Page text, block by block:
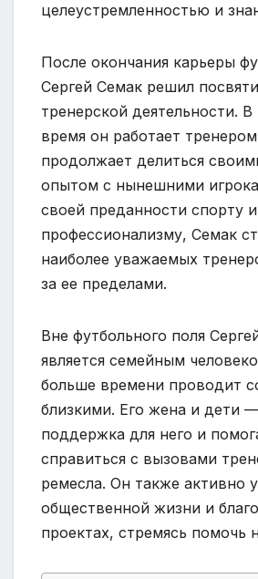
целеустремленностью и
После окончания карьеры
Сергей Семак решил
тренерской деятельности.
время он работает
продолжает делиться
опытом с нынешними
своей преданности спорту и
профессионализму, Семак
наиболее уважаемых
за ее пределами.
Вне футбольного поля
является семейным
больше времени проводит
близкими. Его жена и дети
поддержка для него и
справиться с вызовами
ремесла. Он также активно
общественной жизни и
проектах, стремясь